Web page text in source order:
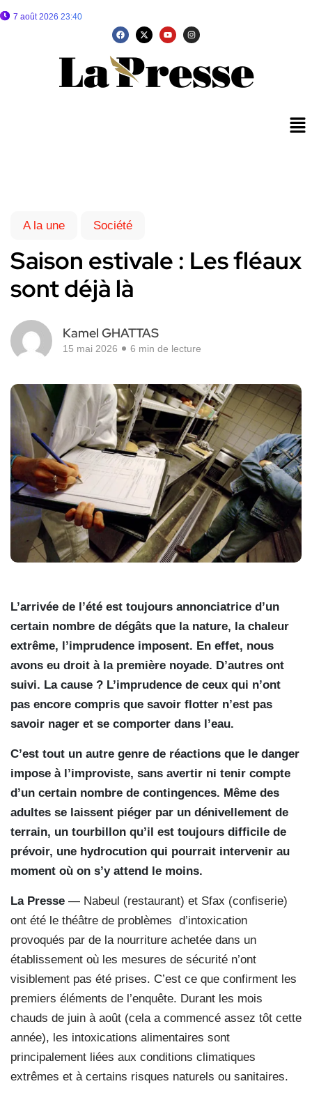
7 août 2026 23:40
A la une Société
Saison estivale : Les fléaux
sont déjà là
Kamel GHATTAS
15 mai 2026 6 min de lecture
L’arrivée de l’été est toujours annonciatrice d’un
certain nombre de dégâts que la nature, la chaleur
extrême, l’imprudence imposent. En effet, nous
avons eu droit à la première noyade. D’autres ont
suivi. La cause ? L’imprudence de ceux qui n’ont
pas encore compris que savoir flotter n’est pas
savoir nager et se comporter dans l’eau.
C’est tout un autre genre de réactions que le danger
impose à l’improviste, sans avertir ni tenir compte
d’un certain nombre de contingences. Même des
adultes se laissent piéger par un dénivellement de
terrain, un tourbillon qu’il est toujours difficile de
prévoir, une hydrocution qui pourrait intervenir au
moment où on s’y attend le moins.
La Presse — Nabeul (restaurant) et Sfax (confiserie)
ont été le théâtre de problèmes d’intoxication
provoqués par de la nourriture achetée dans un
établissement où les mesures de sécurité n’ont
visiblement pas été prises. C’est ce que confirment les
premiers éléments de l’enquête. Durant les mois
chauds de juin à août (cela a commencé assez tôt cette
année), les intoxications alimentaires sont
principalement liées aux conditions climatiques
extrêmes et à certains risques naturels ou sanitaires.